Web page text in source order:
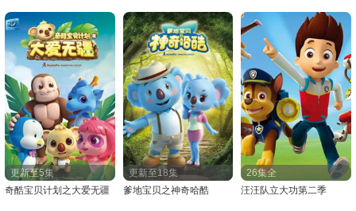
更新至5集
奇酷宝贝计划之大爱无疆
更新至18集
爹地宝贝之神奇哈酷
26集全
汪汪队立大功第二季